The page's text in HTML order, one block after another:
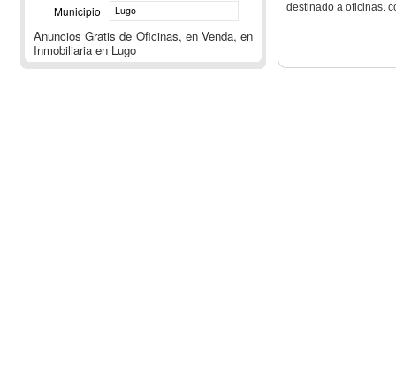
destinado a oficinas.
Municipio Lugo
Anuncios Gratis de Oficinas, en Venda, en
Inmobiliaria en Lugo